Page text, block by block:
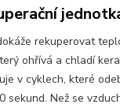
rekuperovat
ohřívá a chladí
v cyklech, které
sekund. Než se